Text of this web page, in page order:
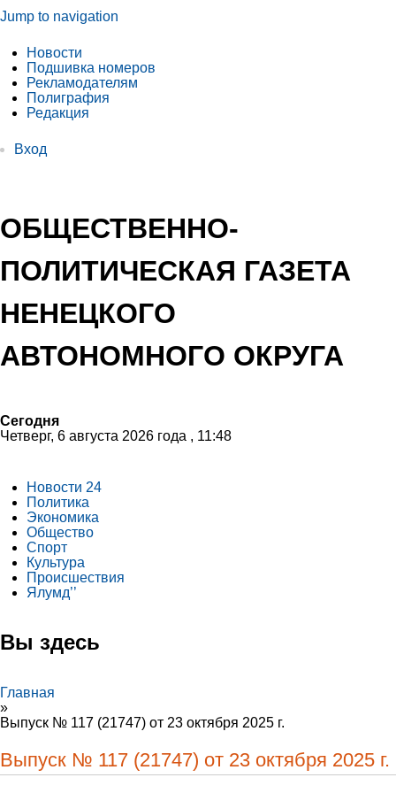
Jump to navigation
Новости
Подшивка номеров
Рекламодателям
Полиграфия
Редакция
Вход
ОБЩЕСТВЕННО-
ПОЛИТИЧЕСКАЯ ГАЗЕТА
НЕНЕЦКОГО
АВТОНОМНОГО ОКРУГА
Сегодня
Четверг, 6 августа 2026 года , 11:48
Новости 24
Политика
Экономика
Общество
Спорт
Культура
Происшествия
Ялумд’’
Вы здесь
Главная
»
Выпуск № 117 (21747) от 23 октября 2025 г.
Выпуск № 117 (21747) от 23 октября 2025 г.